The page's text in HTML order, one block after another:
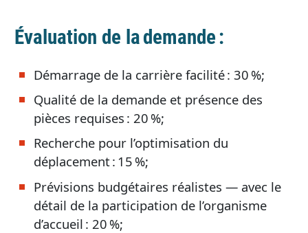
Évaluation de la demande :
Démarrage de la carrière facilité : 30 %;
Qualité de la demande et présence des
pièces requises : 20 %;
Recherche pour l’optimisation du
déplacement : 15 %;
Prévisions budgétaires réalistes — avec le
détail de la participation de l’organisme
d’accueil : 20 %;